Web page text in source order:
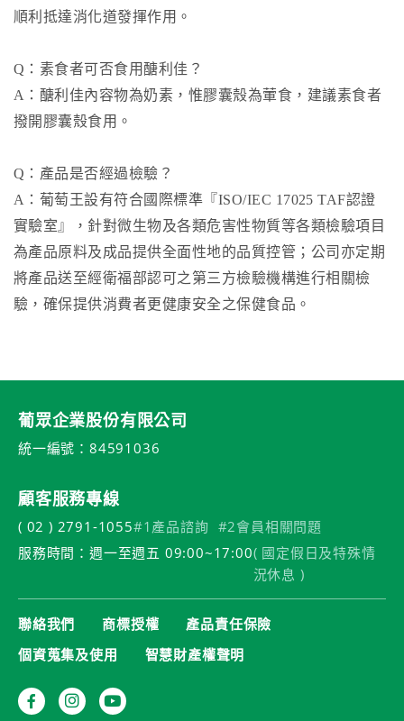
順利抵達消化道發揮作用。
Q：素食者可否食用醣利佳？
A：醣利佳內容物為奶素，惟膠囊殼為葷食，建議素食者
撥開膠囊殼食用。
Q：產品是否經過檢驗？
A：葡萄王設有符合國際標準『ISO/IEC 17025 TAF認證
實驗室』，針對微生物及各類危害性物質等各類檢驗項目
為產品原料及成品提供全面性地的品質控管；公司亦定期
將產品送至經衛福部認可之第三方檢驗機構進行相關檢
驗，確保提供消費者更健康安全之保健食品。
葡眾企業股份有限公司
統一編號：84591036
顧客服務專線
( 02 ) 2791-1055#1產品諮詢 #2會員相關問題
服務時間：週一至週五 09:00~17:00( 國定假日及特殊情
況休息 )
聯絡我們 商標授權
產品責任保險
個資蒐集及使用
智慧財產權聲明